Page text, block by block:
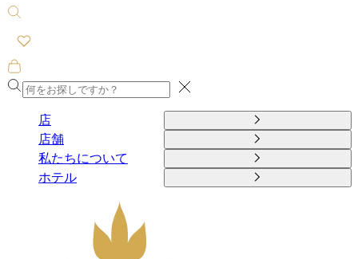
検
を
開
く
カ
ー
閉
店
店舗
私たちについて
ホテル